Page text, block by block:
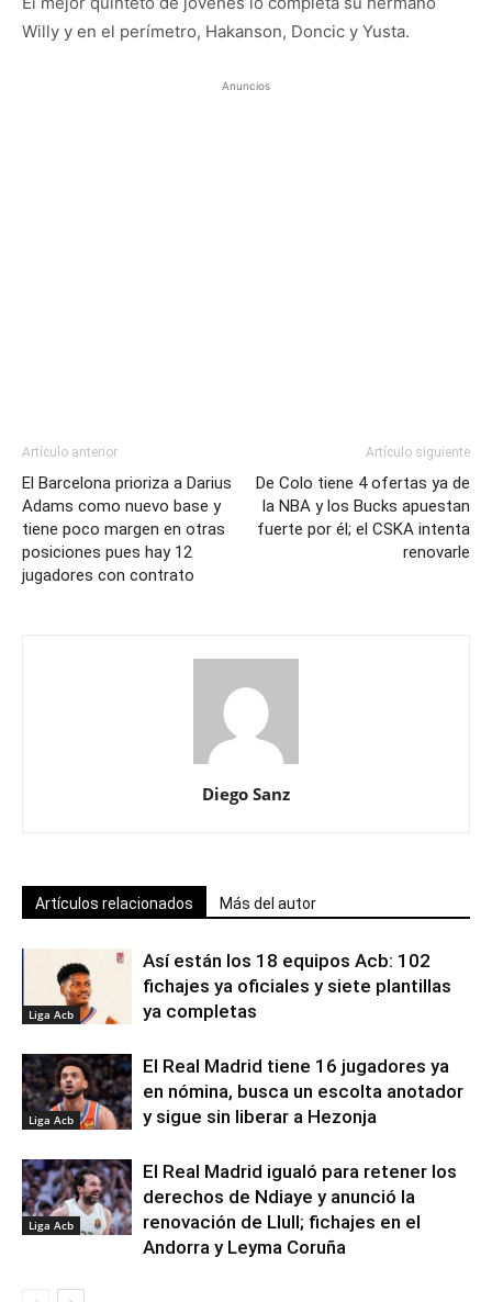
Willy y en el perímetro, Hakanson, Doncic y Yusta.
Anuncios
Artículo anterior
El Barcelona prioriza a Darius
Adams como nuevo base y
tiene poco margen en otras
posiciones pues hay 12
jugadores con contrato
Artículo siguiente
De Colo tiene 4 ofertas ya de
la NBA y los Bucks apuestan
fuerte por él; el CSKA intenta
renovarle
Diego Sanz
Artículos relacionados Más del autor
Liga Acb
Así están los 18 equipos Acb: 102
fichajes ya oficiales y siete plantillas
ya completas
Liga Acb
El Real Madrid tiene 16 jugadores ya
en nómina, busca un escolta anotador
y sigue sin liberar a Hezonja
Liga Acb
El Real Madrid igualó para retener los
derechos de Ndiaye y anunció la
renovación de Llull; fichajes en el
Andorra y Leyma Coruña